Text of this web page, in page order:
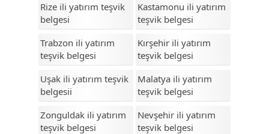
Mardin
Muğla
Muş
Nevşehir
Niğde
Rize ili yatırım teşvik
belgesi
Trabzon ili yatırım
teşvik belgesi
Uşak ili yatırım teşvik
belgesii
Zonguldak ili yatırım
teşvik belgesi
Kastamonu ili yatırım
teşvik belgesi
Kırşehir ili yatırım
teşvik belgesi
Malatya ili yatırım
teşvik belgesi
Nevşehir ili yatırım
teşvik belgesi